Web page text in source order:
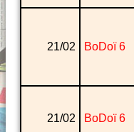
21/02 BoDoï 6
21/02 BoDoï 6